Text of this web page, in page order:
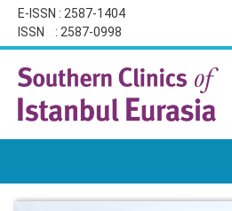
E-ISSN : 2587-1404
ISSN : 2587-0998